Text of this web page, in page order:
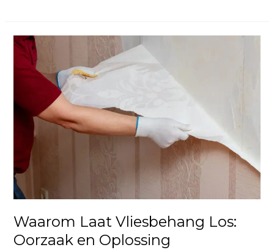
Waarom Laat Vliesbehang Los:
Oorzaak en Oplossing
Waarom
Laat
Vliesbehang
Oorzaak
Oplossing